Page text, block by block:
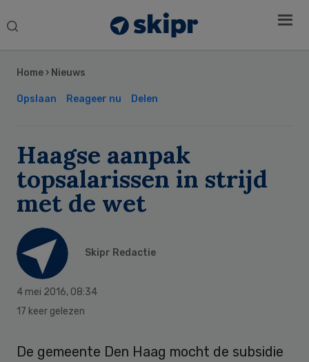
Search
Home › Nieuws
Opslaan Reageer nu Delen
Haagse aanpak
topsalarissen in strijd
met de wet
Skipr Redactie
4 mei 2016, 08:34
17 keer gelezen
De gemeente Den Haag mocht de subsidie
Sidebar